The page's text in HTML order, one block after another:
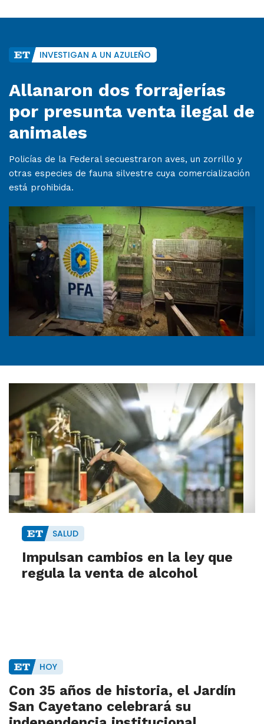
INVESTIGAN A UN AZULEÑO
Allanaron dos forrajerías
por presunta venta ilegal de
animales
Policías de la Federal secuestraron aves, un zorrillo y
otras especies de fauna silvestre cuya comercialización
está prohibida.
SALUD
Impulsan cambios en la ley que
regula la venta de alcohol
HOY
Con 35 años de historia, el Jardín
San Cayetano celebrará su